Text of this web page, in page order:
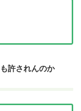
許されんのか